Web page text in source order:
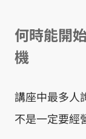
何時能開
機
講座中最多人
不是一定要經